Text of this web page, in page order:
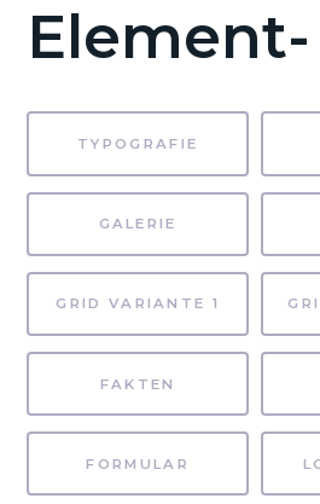
TYPOGRAFIE
GALERIE
GRID VARIANTE 1
FAKTEN
FORMULAR